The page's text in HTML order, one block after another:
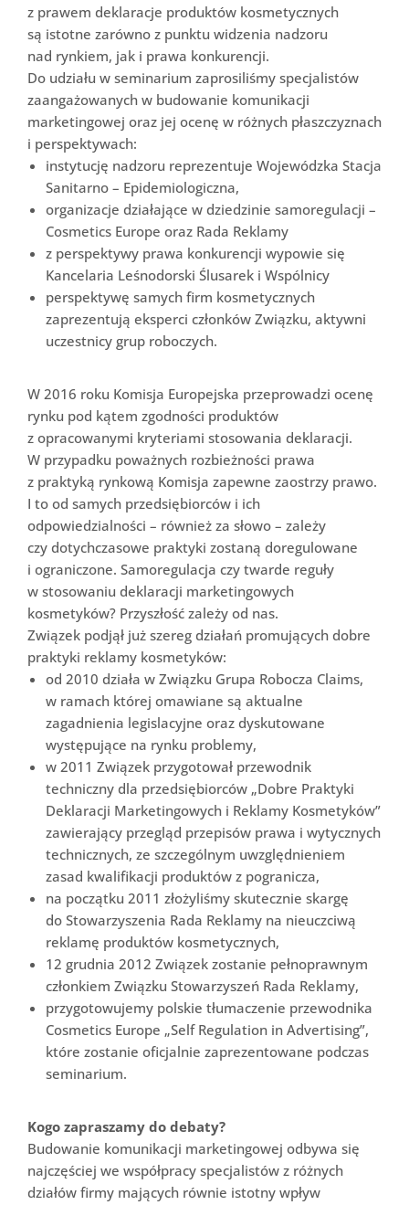
z prawem deklaracje produktów kosmetycznych
są istotne zarówno z punktu widzenia nadzoru
nad rynkiem, jak i prawa konkurencji.
Do udziału w seminarium zaprosiliśmy specjalistów
zaangażowanych w budowanie komunikacji
marketingowej oraz jej ocenę w różnych płaszczyznach
i perspektywach:
instytucję nadzoru reprezentuje Wojewódzka Stacja
Sanitarno – Epidemiologiczna,
organizacje działające w dziedzinie samoregulacji –
Cosmetics Europe oraz Rada Reklamy
z perspektywy prawa konkurencji wypowie się
Kancelaria Leśnodorski Ślusarek i Wspólnicy
perspektywę samych firm kosmetycznych
zaprezentują eksperci członków Związku, aktywni
uczestnicy grup roboczych.
W 2016 roku Komisja Europejska przeprowadzi ocenę
rynku pod kątem zgodności produktów
z opracowanymi kryteriami stosowania deklaracji.
W przypadku poważnych rozbieżności prawa
z praktyką rynkową Komisja zapewne zaostrzy prawo.
I to od samych przedsiębiorców i ich
odpowiedzialności – również za słowo – zależy
czy dotychczasowe praktyki zostaną doregulowane
i ograniczone. Samoregulacja czy twarde reguły
w stosowaniu deklaracji marketingowych
kosmetyków? Przyszłość zależy od nas.
Związek podjął już szereg działań promujących dobre
praktyki reklamy kosmetyków:
od 2010 działa w Związku Grupa Robocza Claims,
w ramach której omawiane są aktualne
zagadnienia legislacyjne oraz dyskutowane
występujące na rynku problemy,
w 2011 Związek przygotował przewodnik
techniczny dla przedsiębiorców „Dobre Praktyki
Deklaracji Marketingowych i Reklamy Kosmetyków”
zawierający przegląd przepisów prawa i wytycznych
technicznych, ze szczególnym uwzględnieniem
zasad kwalifikacji produktów z pogranicza,
na początku 2011 złożyliśmy skutecznie skargę
do Stowarzyszenia Rada Reklamy na nieuczciwą
reklamę produktów kosmetycznych,
12 grudnia 2012 Związek zostanie pełnoprawnym
członkiem Związku Stowarzyszeń Rada Reklamy,
przygotowujemy polskie tłumaczenie przewodnika
Cosmetics Europe „Self Regulation in Advertising”,
które zostanie oficjalnie zaprezentowane podczas
seminarium.
Kogo zapraszamy do debaty?
Budowanie komunikacji marketingowej odbywa się
najczęściej we współpracy specjalistów z różnych
działów firmy mających równie istotny wpływ